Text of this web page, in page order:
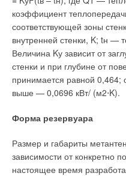
коэффициент
соответствующей зоны
внутренней стенки, K; tн —
Величина Kу зависит от
стенки и при глубине от
принимается равной
выше — 0,0696 кВт/ (м2⋅K).
Форма резервуара
Размер и габариты
зависимости от конкретно
настоящее время